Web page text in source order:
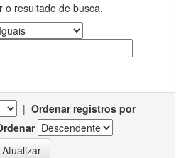
o resultado de busca.
| Ordenar registros por